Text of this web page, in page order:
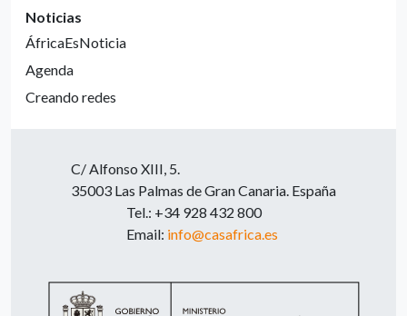
Noticias
ÁfricaEsNoticia
Agenda
Creando redes
C/ Alfonso XIII, 5.
35003 Las Palmas de Gran Canaria. España
Tel.: +34 928 432 800
Email: info@casafrica.es